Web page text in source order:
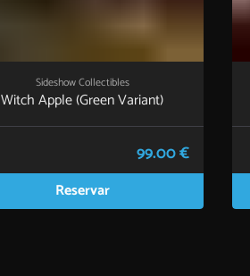
Sideshow Collectibles
Witch Apple (Green Variant)
99.00 €
Reservar